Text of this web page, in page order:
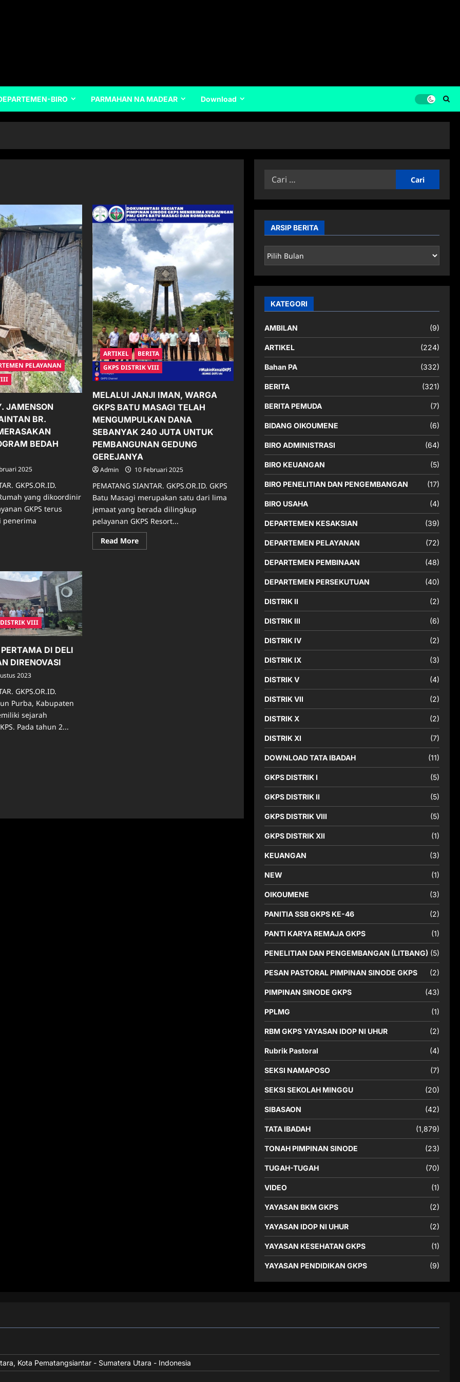
BIRO PARMAHAN NA MADEAR Download
PELAYANAN
JAMENSON
BR.
BEDAH
2025
GKPS.OR.ID.
yang dikoordinir
GKPS terus
penerima
SORMAINTAN
ARTIKEL
BERITA
GKPS DISTRIK VIII
MELALUI JANJI IMAN, WARGA
GKPS BATU MASAGI TELAH
MENGUMPULKAN DANA
SEBANYAK 240 JUTA UNTUK
PEMBANGUNAN GEDUNG
GEREJANYA
Admin 10 Februari 2025
PEMATANG SIANTAR. GKPS.OR.ID. GKPS
Batu Masagi merupakan satu dari lima
jemaat yang berada dilingkup
pelayanan GKPS Resort...
Read MoreRead
more
DISTRIK VIII
DI DELI
DIRENOVASI
2023
GKPS.OR.ID.
Purba, Kabupaten
sejarah
Pada tahun 2...
Cari
ARSIP BERITA
ARSIP
BERITA
KATEGORI
AMBILAN (9)
ARTIKEL (224)
Bahan PA (332)
BERITA (321)
BERITA PEMUDA (7)
BIDANG OIKOUMENE (6)
BIRO ADMINISTRASI (64)
BIRO KEUANGAN (5)
BIRO PENELITIAN DAN PENGEMBANGAN (17)
BIRO USAHA (4)
DEPARTEMEN KESAKSIAN (39)
DEPARTEMEN PELAYANAN (72)
DEPARTEMEN PEMBINAAN (48)
DEPARTEMEN PERSEKUTUAN (40)
DISTRIK II (2)
DISTRIK III (6)
DISTRIK IV (2)
DISTRIK IX (3)
DISTRIK V (4)
DISTRIK VII (2)
DISTRIK X (2)
DISTRIK XI (7)
DOWNLOAD TATA IBADAH (11)
GKPS DISTRIK I (5)
GKPS DISTRIK II (5)
GKPS DISTRIK VIII (5)
GKPS DISTRIK XII (1)
KEUANGAN (3)
NEW (1)
OIKOUMENE (3)
PANITIA SSB GKPS KE-46 (2)
PANTI KARYA REMAJA GKPS (1)
PENELITIAN DAN PENGEMBANGAN (LITBANG) (5)
PESAN PASTORAL PIMPINAN SINODE GKPS (2)
PIMPINAN SINODE GKPS (43)
PPLMG (1)
RBM GKPS YAYASAN IDOP NI UHUR (2)
Rubrik Pastoral (4)
SEKSI NAMAPOSO (7)
SEKSI SEKOLAH MINGGU (20)
SIBASAON (42)
TATA IBADAH (1,879)
TONAH PIMPINAN SINODE (23)
TUGAH-TUGAH (70)
VIDEO (1)
YAYASAN BKM GKPS (2)
YAYASAN IDOP NI UHUR (2)
YAYASAN KESEHATAN GKPS (1)
YAYASAN PENDIDIKAN GKPS (9)
Kota Pematangsiantar - Sumatera Utara - Indonesia